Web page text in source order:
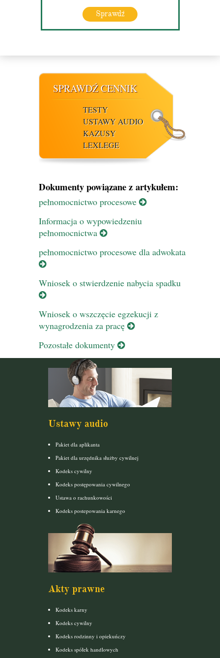
Sprawdź
SPRAWDŹ CENNIK
TESTY
USTAWY AUDIO
KAZUSY
LEXLEGE
Dokumenty powiązane z artykułem:
pełnomocnictwo procesowe
Informacja o wypowiedzeniu
pełnomocnictwa
pełnomocnictwo procesowe dla adwokata
Wniosek o stwierdzenie nabycia spadku
Wniosek o wszczęcie egzekucji z
wynagrodzenia za pracę
Pozostałe dokumenty
Ustawy audio
Pakiet dla aplikanta
Pakiet dla urzędnika służby cywilnej
Kodeks cywilny
Kodeks postępowania cywilnego
Ustawa o rachunkowości
Kodeks postepowania karnego
Akty prawne
Kodeks karny
Kodeks cywilny
Kodeks rodzinny i opiekuńczy
Kodeks spółek handlowych